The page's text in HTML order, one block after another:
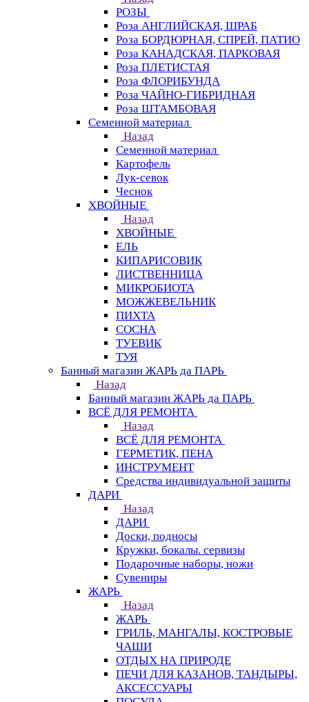
РОЗЫ
Роза АНГЛИЙСКАЯ, ШРАБ
Роза БОРДЮРНАЯ, СПРЕЙ, ПАТИО
Роза КАНАДСКАЯ, ПАРКОВАЯ
Роза ПЛЕТИСТАЯ
Роза ФЛОРИБУНДА
Роза ЧАЙНО-ГИБРИДНАЯ
Роза ШТАМБОВАЯ
Семенной материал
Назад
Семенной материал
Картофель
Лук-севок
Чеснок
ХВОЙНЫЕ
Назад
ХВОЙНЫЕ
ЕЛЬ
КИПАРИСОВИК
ЛИСТВЕННИЦА
МИКРОБИОТА
МОЖЖЕВЕЛЬНИК
ПИХТА
СОСНА
ТУЕВИК
ТУЯ
Банный магазин ЖАРЬ да ПАРЬ
Назад
Банный магазин ЖАРЬ да ПАРЬ
ВСЁ ДЛЯ РЕМОНТА
Назад
ВСЁ ДЛЯ РЕМОНТА
ГЕРМЕТИК, ПЕНА
ИНСТРУМЕНТ
Средства индивидуальной защиты
ДАРИ
Назад
ДАРИ
Доски, подносы
Кружки, бокалы. сервизы
Подарочные наборы, ножи
Сувениры
ЖАРЬ
Назад
ЖАРЬ
ГРИЛЬ, МАНГАЛЫ, КОСТРОВЫЕ
ЧАШИ
ОТДЫХ НА ПРИРОДЕ
ПЕЧИ ДЛЯ КАЗАНОВ, ТАНДЫРЫ,
АКСЕССУАРЫ